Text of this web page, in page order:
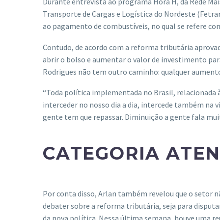
Transporte de Cargas e Logística do Nordeste
ao pagamento de combustíveis, no qual se refere
Contudo, de acordo com a reforma tributária
abrir o bolso e aumentar o valor de investimento
Rodrigues não tem outro caminho: qualquer
“Toda política implementada no Brasil, relacionada
interceder no nosso dia a dia, intercede também na
gente tem que repassar. Diminuição a gente fala
CATEGORIA
Por conta disso, Arlan também revelou que o setor
debater sobre a reforma tributária, seja para